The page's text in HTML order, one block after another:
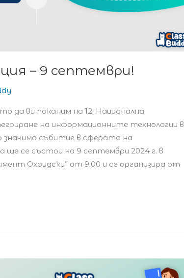
– 9 септември!
да ви поканим на 12. Национална
на информационните технологии в
значимо събитие в сферата на
ще се състои на 9 септември 2024 г. в
Охридски” от 9:00 и се организира от